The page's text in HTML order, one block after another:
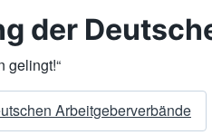
der
gelingt!“
Arbeitgeberverbände